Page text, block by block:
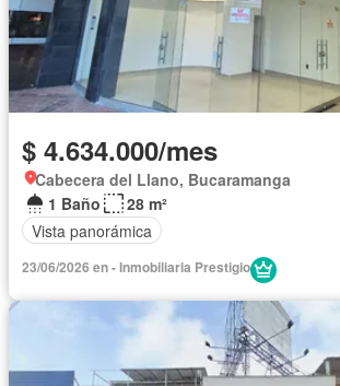
$ 4.634.000/mes
Cabecera del Llano, Bucaramanga
1 Baño
28 m²
Vista panorámica
23/06/2026 en - Inmobiliaria Prestigio